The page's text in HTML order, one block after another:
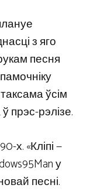
з яго
песня
ўсім
прэс-рэлізе.
х. «Кліпі —
у
песні.